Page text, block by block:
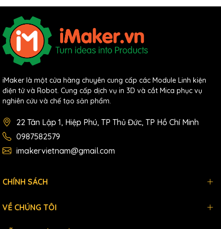
iMaker là một cửa hàng chuyên cung cấp các Module Linh kiện
điện tử và Robot. Cung cấp dịch vụ in 3D và cắt Mica phục vụ
nghiên cứu và chế tạo sản phẩm.
22 Tân Lập 1, Hiệp Phú, TP Thủ Đức, TP Hồ Chí Minh
0987582579
imakervietnam@gmail.com
CHÍNH SÁCH
VỀ CHÚNG TÔI